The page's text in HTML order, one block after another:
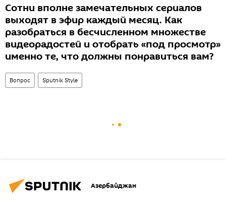
Сотни вполне замечательных сериалов
выходят в эфир каждый месяц. Как
разобраться в бесчисленном множестве
видеорадостей и отобрать «под просмотр»
именно те, что должны понравиться вам?
Вопрос Sputnik Style
Азербайджан